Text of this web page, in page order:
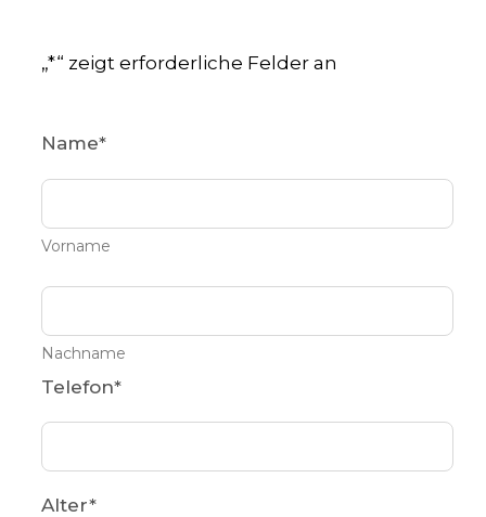
„*“ zeigt erforderliche Felder an
Name*
Vorname
Nachname
Telefon*
Alter*